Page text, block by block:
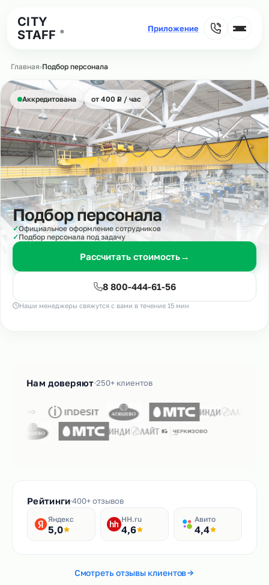
CITY
STAFF
®
Главная›Подбор персонала
Аккредитована от 400 ₽
Р/ час
Подбор персонала
✓Официальное оформление сотрудников
✓Подбор персонала под задачу
Рассчитать стоимость→
8 800-444-61-56
Наши менеджеры свяжутся с вами в течение 15 мин
Нам доверяют 250+ клиентов
Рейтинги400+ отзывов
Яндекс
5,0
HH.ru
4,6
Авито
4,4
Смотреть отзывы клиентов